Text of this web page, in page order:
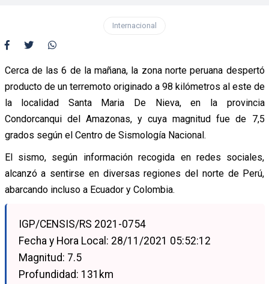
Internacional
Cerca de las 6 de la mañana, la zona norte peruana despertó
producto de un terremoto originado a 98 kilómetros al este de
la localidad Santa Maria De Nieva, en la provincia
Condorcanqui del Amazonas, y cuya magnitud fue de 7,5
grados según el Centro de Sismología Nacional.
El sismo, según información recogida en redes sociales,
alcanzó a sentirse en diversas regiones del norte de Perú,
abarcando incluso a Ecuador y Colombia.
IGP/CENSIS/RS 2021-0754
Fecha y Hora Local: 28/11/2021 05:52:12
Magnitud: 7.5
Profundidad: 131km